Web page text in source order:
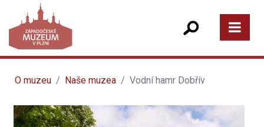
O muzeu Naše muzea Vodní hamr Dobřív